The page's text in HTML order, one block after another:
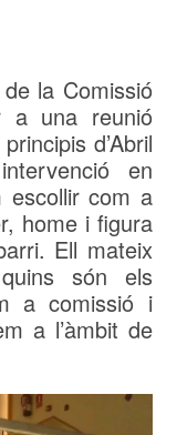
la Comissió
a una reunió
d’Abril
en
escollir com a
home i figura
Ell mateix
són els
a comissió i
a l’àmbit de